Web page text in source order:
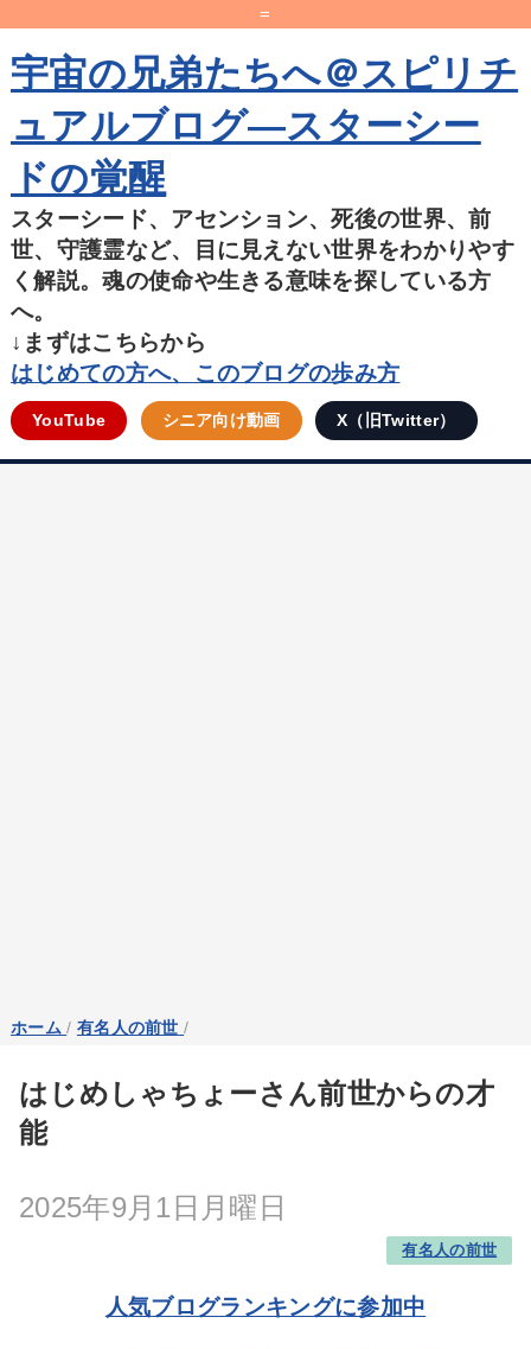
=
宇宙の兄弟たちへ＠スピリチ
ュアルブログ―スターシー
ドの覚醒
スターシード、アセンション、死後の世界、前
世、守護霊など、目に見えない世界をわかりやす
く解説。魂の使命や生きる意味を探している方
へ。
↓まずはこちらから
はじめての方へ、このブログの歩み方
YouTube シニア向け動画 X（旧Twitter）
ホーム / 有名人の前世 /
はじめしゃちょーさん前世からの才
能
2025年9月1日月曜日
有名人の前世
人気ブログランキングに参加中